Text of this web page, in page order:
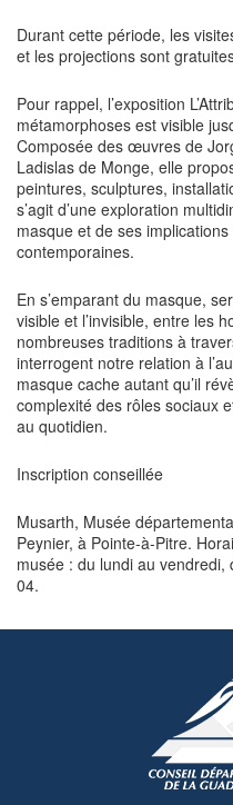
Durant cette période, les
et les projections sont
Pour rappel, l’exposition
métamorphoses est visible
Composée des œuvres de
Ladislas de Monge, elle
peintures, sculptures,
s’agit d’une exploration
masque et de ses
contemporaines.
En s’emparant du masque,
visible et l’invisible, entre les
nombreuses traditions à
interrogent notre relation à
masque cache autant qu’il
complexité des rôles sociaux
au quotidien.
Inscription conseillée
Musarth, Musée
Peynier, à Pointe-à-Pitre.
musée : du lundi au
04.